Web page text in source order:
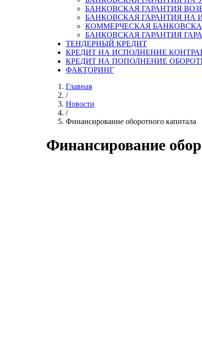
БАНКОВСКАЯ ГАРАНТИЯ
БАНКОВСКАЯ ГАРАНТИЯ НА
КОММЕРЧЕСКАЯ
БАНКОВСКАЯ ГАРАНТИЯ
ТЕНДЕРНЫЙ КРЕДИТ
КРЕДИТ НА ИСПОЛНЕНИЕ
КРЕДИТ НА ПОПОЛНЕНИЕ
ФАКТОРИНГ
Главная
/
Новости
/
Финансирование оборотного капитала
Финансирование